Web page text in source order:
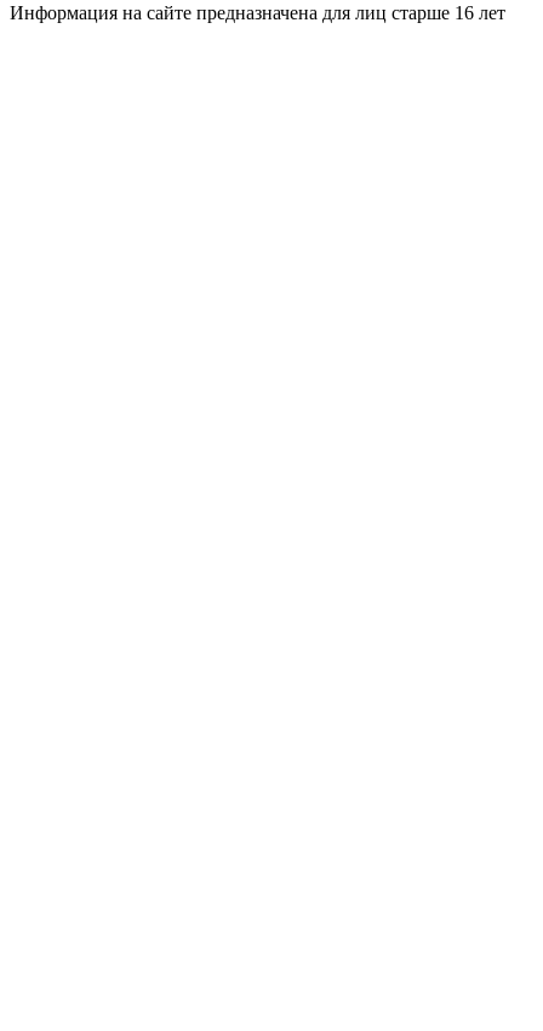
Информация на сайте предназначена для лиц старше 16 лет